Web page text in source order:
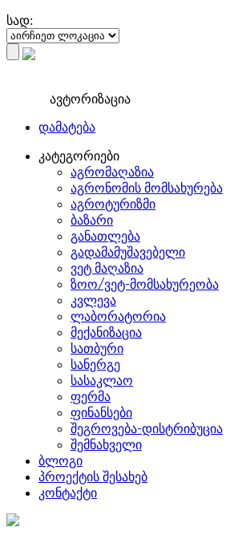
სად:
ავტორიზაცია
დამატება
კატეგორიები
აგრომაღაზია
აგრონომის მომსახურება
აგროტურიზმი
ბაზარი
განათლება
გადამამუშავებელი
ვეტ მაღაზია
ზოო/ვეტ-მომსახურეობა
კვლევა
ლაბორატორია
მექანიზაცია
სათბური
სანერგე
სასაკლაო
ფერმა
ფინანსები
შეგროვება-დისტრიბუცია
შემნახველი
ბლოგი
პროექტის შესახებ
კონტაქტი